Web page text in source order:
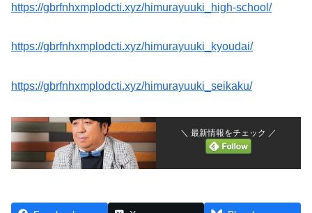
https://gbrfnhxmplodcti.xyz/himurayuuki_high-school/
https://gbrfnhxmplodcti.xyz/himurayuuki_kyoudai/
https://gbrfnhxmplodcti.xyz/himurayuuki_seikaku/
＼ 最新情報をチェック ／